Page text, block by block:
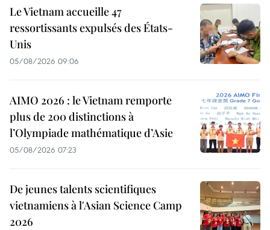
Le Vietnam accueille 47
ressortissants expulsés des États-
Unis
05/08/2026 09:06
AIMO 2026 : le Vietnam remporte
plus de 200 distinctions à
l’Olympiade mathématique d’Asie
05/08/2026 07:23
De jeunes talents scientifiques
vietnamiens à l'Asian Science Camp
2026